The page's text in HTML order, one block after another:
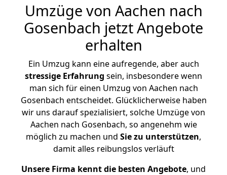
Umzüge von Aachen nach
Gosenbach jetzt Angebote
erhalten
Ein Umzug kann eine aufregende, aber auch
stressige Erfahrung sein, insbesondere wenn
man sich für einen Umzug von Aachen nach
Gosenbach entscheidet. Glücklicherweise haben
wir uns darauf spezialisiert, solche Umzüge von
Aachen nach Gosenbach, so angenehm wie
möglich zu machen und Sie zu unterstützen,
damit alles reibungslos verläuft
Unsere Firma kennt die besten Angebote, und